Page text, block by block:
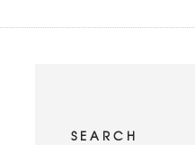
SEARCH